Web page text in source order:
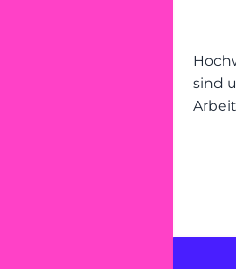
sind